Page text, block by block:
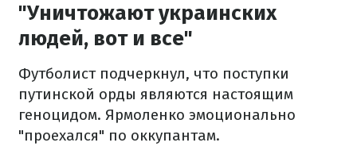
"Уничтожают украинских
людей, вот и все"
Футболист подчеркнул, что поступки
путинской орды являются настоящим
геноцидом. Ярмоленко эмоционально
"проехался" по оккупантам.